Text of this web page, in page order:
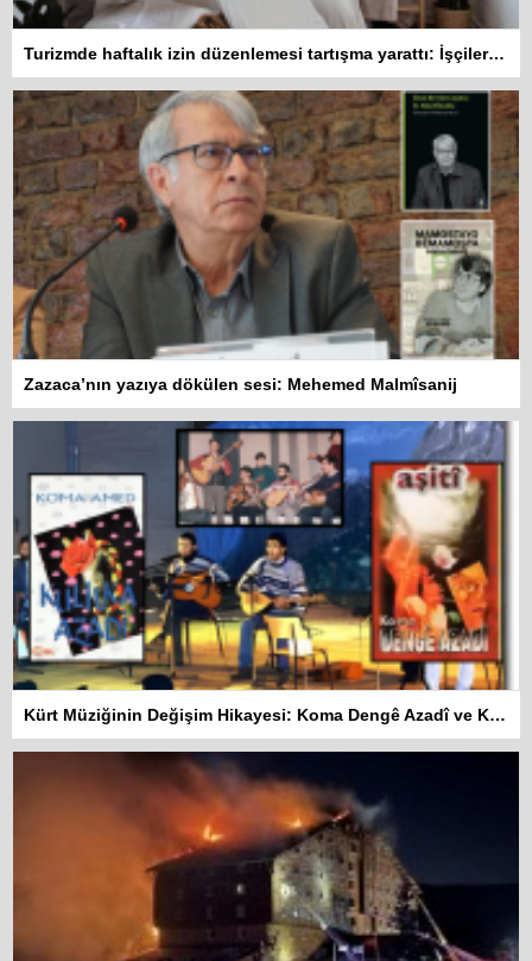
Turizmde haftalık izin düzenlemesi tartışma yarattı: İşçiler 10 gün çalışmadan izin kullanamayacak
Zazaca’nın yazıya dökülen sesi: Mehemed Malmîsanij
Kürt Müziğinin Değişim Hikayesi: Koma Dengê Azadî ve Koma Amed